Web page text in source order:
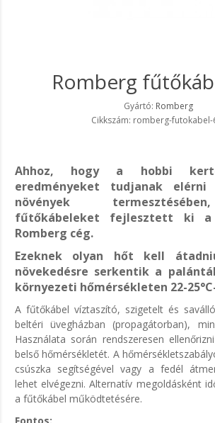
Romberg
Gyártó: Romberg
Cikkszám: romberg-futokabel-
Ahhoz, hogy a hobbi
eredményeket tudjanak elérni
növények
fűtőkábeleket fejlesztett ki
Romberg cég.
Ezeknek olyan hőt kell
növekedésre serkentik a
környezeti hőmérsékleten 22-
A fűtőkábel víztaszító, szigetelt és
beltéri üvegházban (propagátorban),
Használata során rendszeresen
belső hőmérsékletét. A
csúszka segítségével vagy a fedél
lehet elvégezni. Alternatív megoldásként
a fűtőkábel működtetésére.